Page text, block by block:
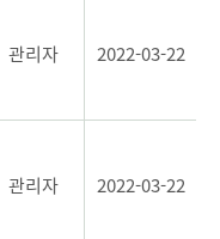
관리자 2022-03-22
관리자 2022-03-22